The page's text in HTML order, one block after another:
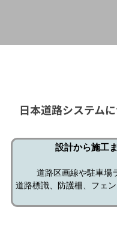
日本道路システム
設計から施工
道路区画線や駐車場
道路標識、防護柵、フェ